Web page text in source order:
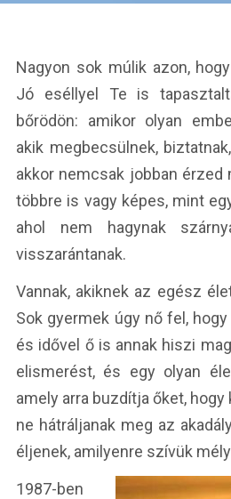
Nagyon sok múlik azon,
Jó eséllyel Te is
bőrödön: amikor olyan
akik megbecsülnek,
akkor nemcsak jobban érzed
többre is vagy képes, mint
ahol nem hagynak
visszarántanak.
Vannak, akiknek az egész
Sok gyermek úgy nő fel,
és idővel ő is annak hiszi
elismerést, és egy olyan
amely arra buzdítja őket,
ne hátráljanak meg az
éljenek, amilyenre szívük
1987-ben